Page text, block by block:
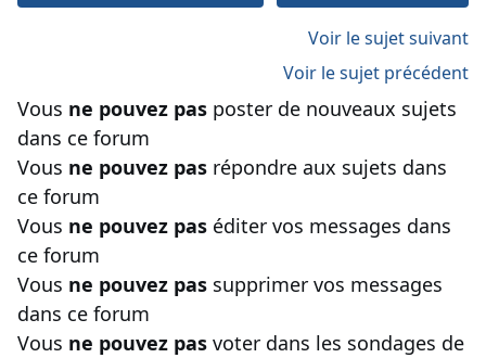
Voir le sujet suivant
Voir le sujet précédent
Vous ne pouvez pas poster de nouveaux sujets
dans ce forum
Vous ne pouvez pas répondre aux sujets dans
ce forum
Vous ne pouvez pas éditer vos messages dans
ce forum
Vous ne pouvez pas supprimer vos messages
dans ce forum
Vous ne pouvez pas voter dans les sondages de